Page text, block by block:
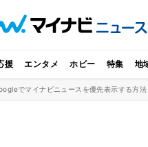
援 エンタメ ホビー 特集 地
でマイナビニュースを優先表示する方法